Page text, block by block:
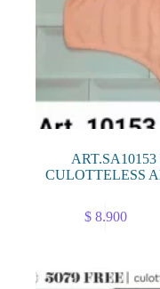
CULOTTELESS
$8.900